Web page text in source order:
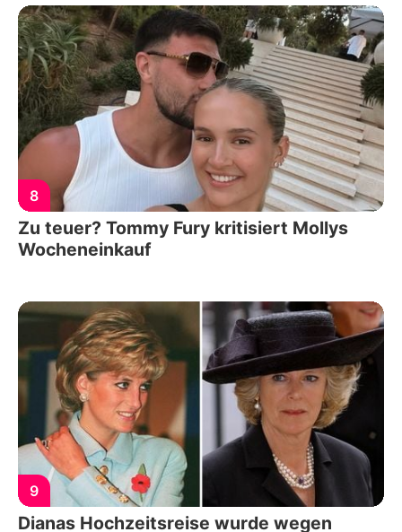
8
Zu teuer? Tommy Fury kritisiert Mollys
Wocheneinkauf
9
Dianas Hochzeitsreise wurde wegen